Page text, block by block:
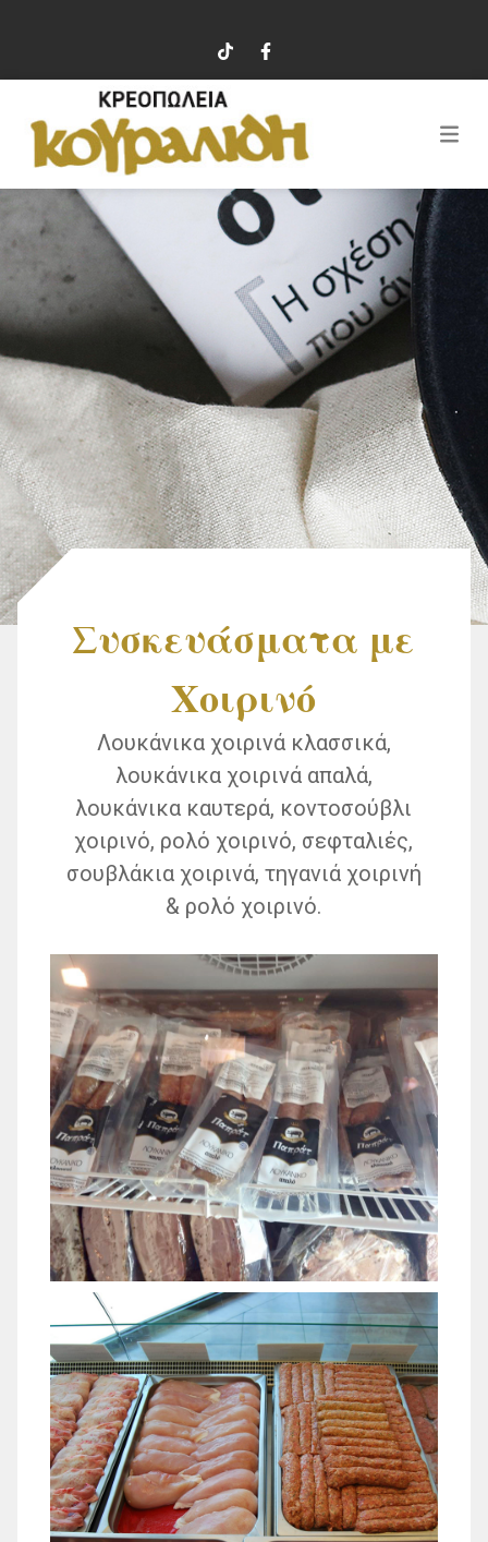
Συσκευάσματα με
Χοιρινό
Λουκάνικα χοιρινά κλασσικά,
λουκάνικα χοιρινά απαλά,
λουκάνικα καυτερά, κοντοσούβλι
χοιρινό, ρολό χοιρινό, σεφταλιές,
σουβλάκια χοιρινά, τηγανιά χοιρινή
& ρολό χοιρινό.